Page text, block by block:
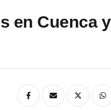
en Cuenca y